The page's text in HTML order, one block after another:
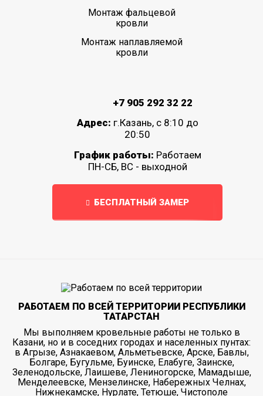
Монтаж фальцевой
кровли
Монтаж наплавляемой
кровли
+7 905 292 32 22
Адрес: г.Казань, с 8:10 до
20:50
График работы: Работаем
ПН-СБ, ВС - выходной
БЕСПЛАТНЫЙ ЗАМЕР
РАБОТАЕМ ПО ВСЕЙ ТЕРРИТОРИИ РЕСПУБЛИКИ
ТАТАРСТАН
Мы выполняем кровельные работы не только в
Казани, но и в соседних городах и населенных пунтах:
в Агрызе, Азнакаевом, Альметьевске, Арске, Бавлы,
Болгаре, Бугульме, Буинске, Елабуге, Заинске,
Зеленодольске, Лаишеве, Лениногорске, Мамадыше,
Менделеевске, Мензелинске, Набережных Челнах,
Нижнекамске, Нурлате, Тетюше, Чистополе